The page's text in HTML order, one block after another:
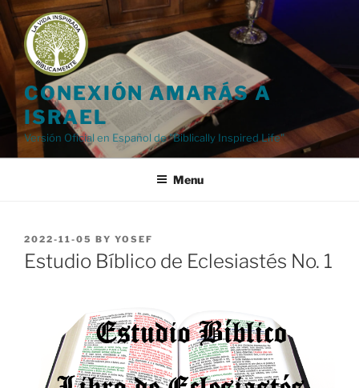
Skip
to
content
CONEXIÓN AMARÁS A
ISRAEL
Versión Oficial en Español de "Biblically Inspired Life"
Menu
POSTED
ON
2022-11-05 BY YOSEF
Estudio Bíblico de Eclesiastés No. 1